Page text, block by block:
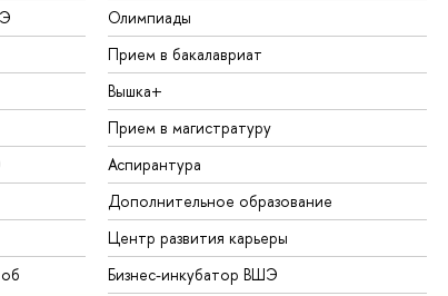
Олимпиады
Прием в бакалавриат
Вышка+
Прием в магистратуру
Аспирантура
Дополнительное образование
Центр развития карьеры
Бизнес-инкубатор ВШЭ